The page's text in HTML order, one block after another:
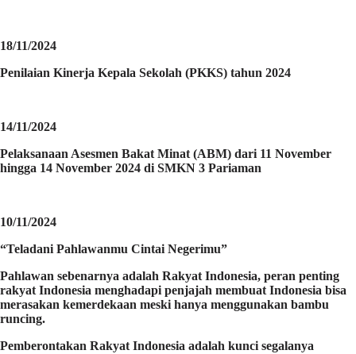
18/11/2024
Penilaian Kinerja Kepala Sekolah (PKKS) tahun 2024
14/11/2024
Pelaksanaan Asesmen Bakat Minat (ABM) dari 11 November
hingga 14 November 2024 di SMKN 3 Pariaman
10/11/2024
“Teladani Pahlawanmu Cintai Negerimu”
Pahlawan sebenarnya adalah Rakyat Indonesia, peran penting
rakyat Indonesia menghadapi penjajah membuat Indonesia bisa
merasakan kemerdekaan meski hanya menggunakan bambu
runcing.
Pemberontakan Rakyat Indonesia adalah kunci segalanya